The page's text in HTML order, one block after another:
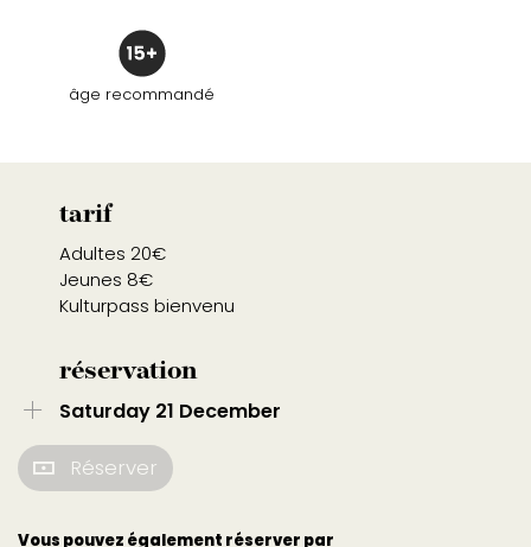
âge recommandé
tarif
Adultes 20€
Jeunes 8€
Kulturpass bienvenu
réservation
Saturday 21 December
Réserver
Vous pouvez également réserver par